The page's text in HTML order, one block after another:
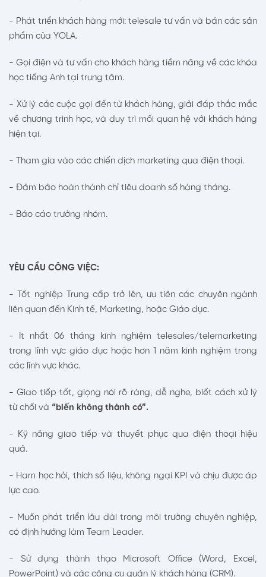
- Phát triển khách hàng mới: telesale tư vấn và bán các sản
phẩm của YOLA.
- Gọi điện và tư vấn cho khách hàng tiềm năng về các khóa
học tiếng Anh tại trung tâm.
- Xử lý các cuộc gọi đến từ khách hàng, giải đáp thắc mắc
về chương trình học, và duy trì mối quan hệ với khách hàng
hiện tại.
- Tham gia vào các chiến dịch marketing qua điện thoại.
- Đảm bảo hoàn thành chỉ tiêu doanh số hàng tháng.
- Báo cáo trưởng nhóm.
YÊU CẦU CÔNG VIỆC:
- Tốt nghiệp Trung cấp trở lên, ưu tiên các chuyên ngành
liên quan đến Kinh tế, Marketing, hoặc Giáo dục.
- It nhất 06 tháng kinh nghiệm telesales/telemarketing
trong lĩnh vực giáo dục hoặc hơn 1 năm kinh nghiệm trong
các lĩnh vực khác.
- Giao tiếp tốt, giọng nói rõ ràng, dễ nghe, biết cách xử lý
từ chối và “biến không thành có”.
- Kỹ năng giao tiếp và thuyết phục qua điện thoại hiệu
quả.
- Ham học hỏi, thích số liệu, không ngại KPI và chịu được áp
lực cao.
- Muốn phát triển lâu dài trong môi trường chuyên nghiệp,
có định hướng làm Team Leader.
- Sử dụng thành thạo Microsoft Office (Word, Excel,
PowerPoint) và các công cụ quản lý khách hàng (CRM).